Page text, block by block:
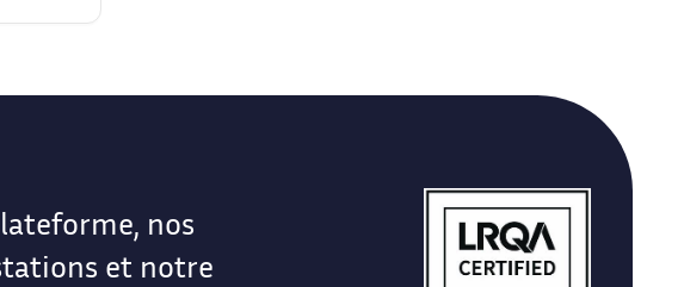
nos
et notre